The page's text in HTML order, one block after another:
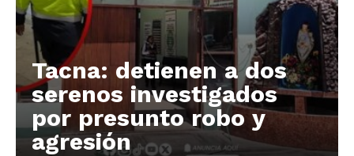
Tacna: detienen a dos
serenos investigados
por presunto robo y
agresión